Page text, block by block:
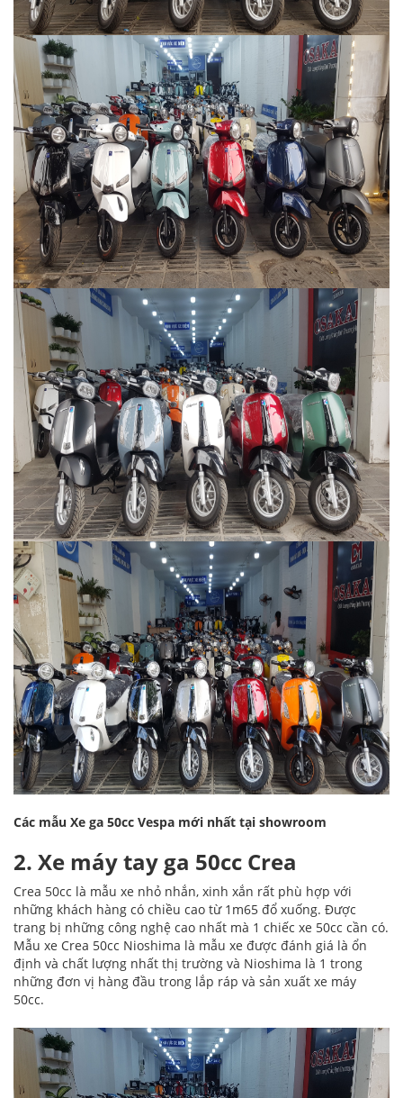
Các mẫu Xe ga 50cc Vespa mới nhất tại showroom
2. Xe máy tay ga 50cc Crea
Crea 50cc là mẫu xe nhỏ nhắn, xinh xắn rất phù hợp với
những khách hàng có chiều cao từ 1m65 đổ xuống. Được
trang bị những công nghệ cao nhất mà 1 chiếc xe 50cc cần có.
Mẫu xe Crea 50cc Nioshima là mẫu xe được đánh giá là ổn
định và chất lượng nhất thị trường và Nioshima là 1 trong
những đơn vị hàng đầu trong lắp ráp và sản xuất xe máy
50cc.